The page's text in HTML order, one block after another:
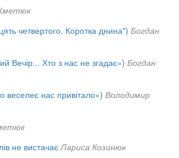
четвертого. Коротка днина") Богдан
Вечір... Хто з нас не згадає») Богдан
веселеє нас привітало») Володимир
не вистачає Лариса Козинюк